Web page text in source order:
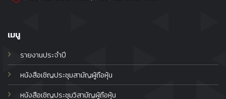
เมนู
รายงานประจำปี
หนังสือเชิญประชุมสามัญผู้ถือหุ้น
หนังสือเชิญประชุมวิสามัญผู้ถือหุ้น